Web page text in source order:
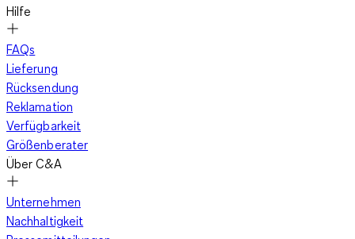
Hilfe
FAQs
Lieferung
Rücksendung
Reklamation
Verfügbarkeit
Größenberater
Über C&A
Unternehmen
Nachhaltigkeit